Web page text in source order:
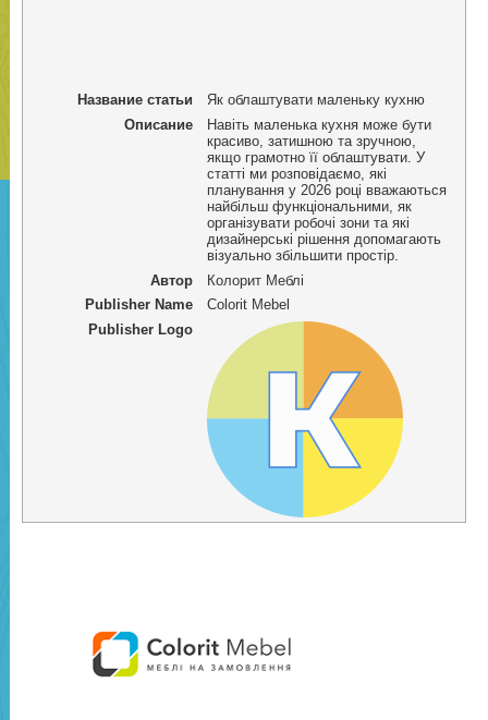
Название статьи
Як облаштувати маленьку кухню
Описание
Навіть маленька кухня може бути
красиво, затишною та зручною,
якщо грамотно її облаштувати. У
статті ми розповідаємо, які
планування у 2026 році вважаються
найбільш функціональними, як
організувати робочі зони та які
дизайнерські рішення допомагають
візуально збільшити простір.
Автор
Колорит Меблі
Publisher Name
Colorit Mebel
Publisher Logo